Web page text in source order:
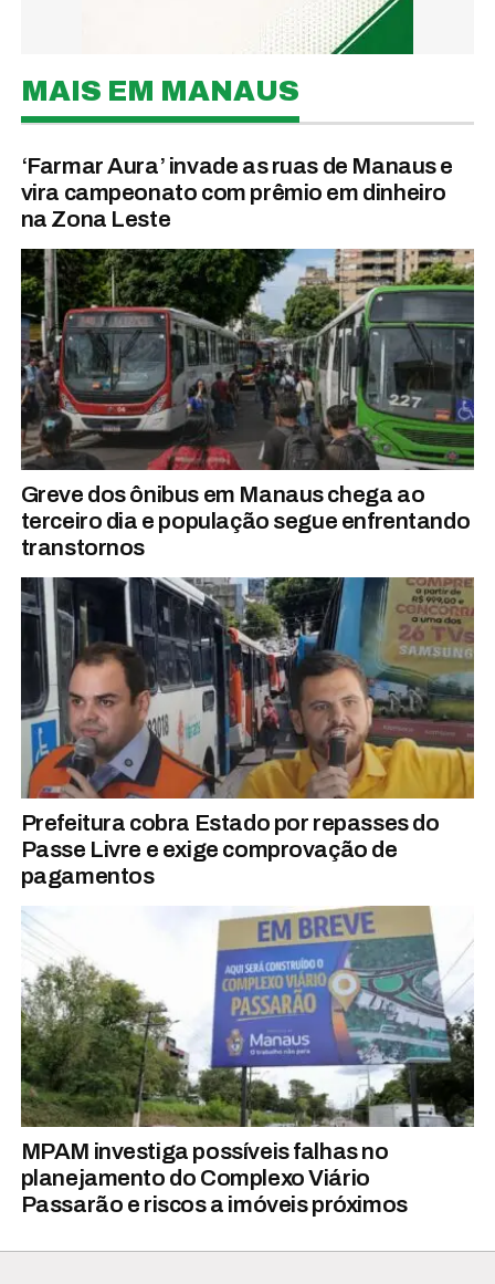
MAIS EM MANAUS
‘Farmar Aura’ invade as ruas de Manaus e
vira campeonato com prêmio em dinheiro
na Zona Leste
Greve dos ônibus em Manaus chega ao
terceiro dia e população segue enfrentando
transtornos
Prefeitura cobra Estado por repasses do
Passe Livre e exige comprovação de
pagamentos
MPAM investiga possíveis falhas no
planejamento do Complexo Viário
Passarão e riscos a imóveis próximos